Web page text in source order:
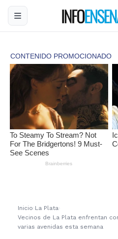
Inicio ›La Plata›
Vecinos de La Plata enfrentan
varias avenidas esta semana